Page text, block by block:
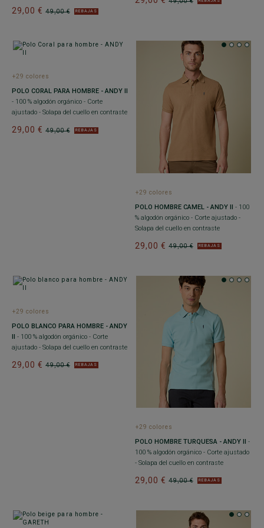
49,00 €
29,00 € REBAJAS
+29 colores
POLO CORAL PARA HOMBRE - ANDY II
- 100 % algodón orgánico - Corte
ajustado - Solapa del cuello en contraste
49,00 €
29,00 € REBAJAS
+29 colores
POLO HOMBRE CAMEL - ANDY II - 100
% algodón orgánico - Corte ajustado -
Solapa del cuello en contraste
49,00 €
29,00 € REBAJAS
+29 colores
POLO BLANCO PARA HOMBRE - ANDY
II - 100 % algodón orgánico - Corte
ajustado - Solapa del cuello en contraste
49,00 €
29,00 € REBAJAS
+29 colores
POLO HOMBRE TURQUESA - ANDY II -
100 % algodón orgánico - Corte ajustado
- Solapa del cuello en contraste
49,00 €
29,00 € REBAJAS